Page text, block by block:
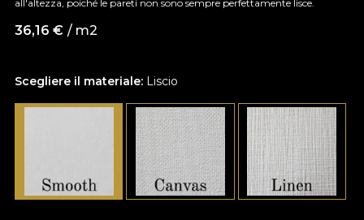
Scegliere il materiale: Liscio
all'altezza, poiché le pareti non sono sempre perfettamente lisce.
36,16 € / m2